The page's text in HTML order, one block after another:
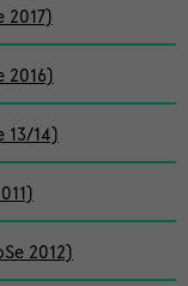
2017)
2016)
13/14)
2012)